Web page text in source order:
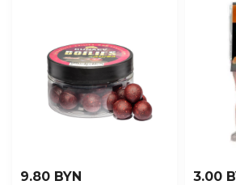
9.80 BYN 3.00